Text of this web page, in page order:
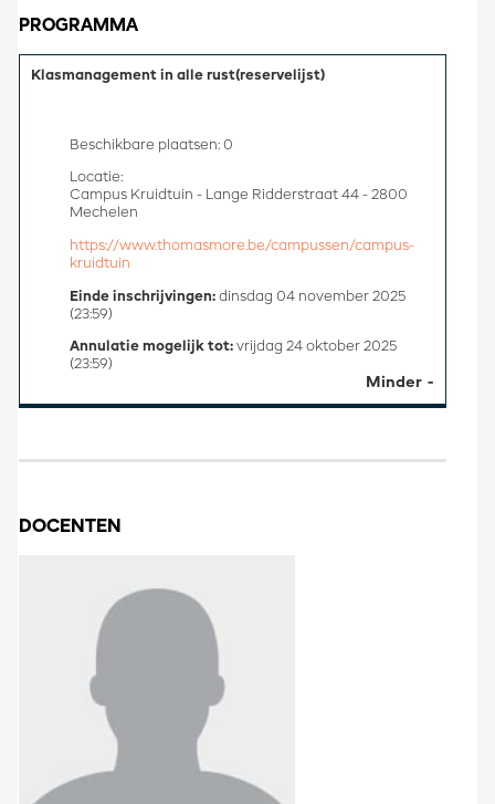
PROGRAMMA
​​Klasmanagement in alle rust​ (reservelijst)
Minder
Beschikbare plaatsen: 0
Locatie:
Campus Kruidtuin - Lange Ridderstraat 44 - 2800
Mechelen
https://www.thomasmore.be/campussen/campus-
kruidtuin
Einde inschrijvingen: dinsdag 04 november 2025
(23:59)
Annulatie mogelijk tot: vrijdag 24 oktober 2025
(23:59)
DOCENTEN